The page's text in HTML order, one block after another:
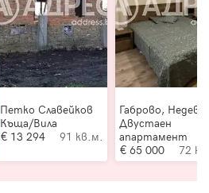
Петко Славейков
Къща/Вила
13 294
91 кв.м.
Габрово,
Двустаен
апартамент
65 000
72